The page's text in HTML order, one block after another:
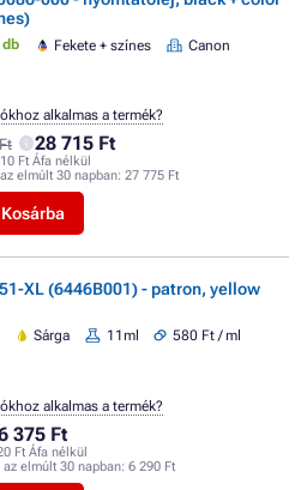
db Fekete + színes Canon
28 715 Ft
Ft Áfa nélkül
elmúlt 30 napban: 27 775 Ft
Kosárba
alkalmas a termék?
XL (6446B001) - patron, yellow
Sárga 11ml
580 Ft / ml
375 Ft
Ft Áfa nélkül
elmúlt 30 napban: 6 290 Ft
alkalmas a termék?